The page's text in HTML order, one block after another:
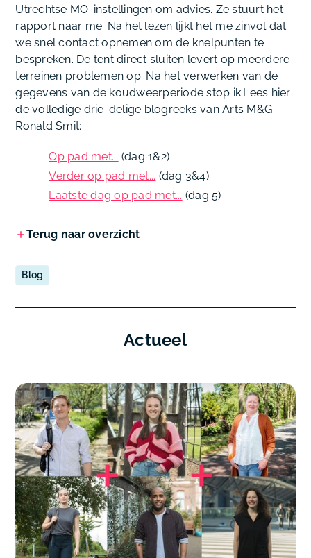
Utrechtse MO-instellingen om advies. Ze stuurt het
rapport naar me. Na het lezen lijkt het me zinvol dat
we snel contact opnemen om de knelpunten te
bespreken. De tent direct sluiten levert op meerdere
terreinen problemen op. Na het verwerken van de
gegevens van de koudweerperiode stop ik.Lees hier
de volledige drie-delige blogreeks van Arts M&G
Ronald Smit:
Op pad met... (dag 1&2)
Verder op pad met... (dag 3&4)
Laatste dag op pad met... (dag 5)
Terug naar overzicht
Blog
Actueel